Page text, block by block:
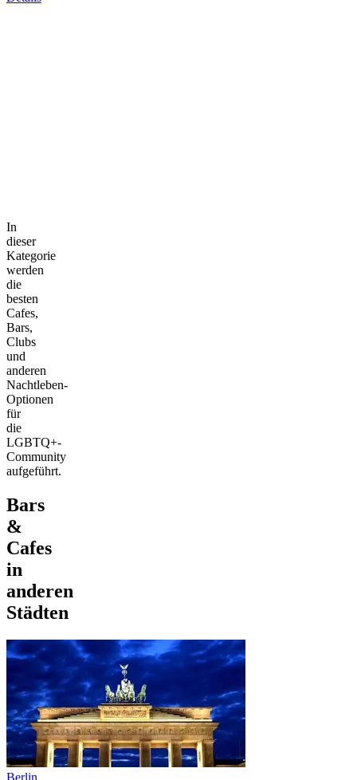
In
dieser
Kategorie
werden
die
besten
Cafes,
Bars,
Clubs
und
anderen
Nachtleben-
Optionen
für
die
LGBTQ+-
Community
aufgeführt.
Bars
&
Cafes
in
anderen
Städten
Berlin